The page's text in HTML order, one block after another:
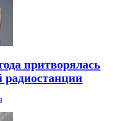
притворялась